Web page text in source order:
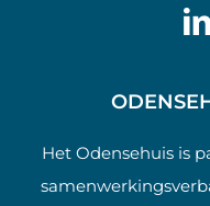
Het Odensehuis is